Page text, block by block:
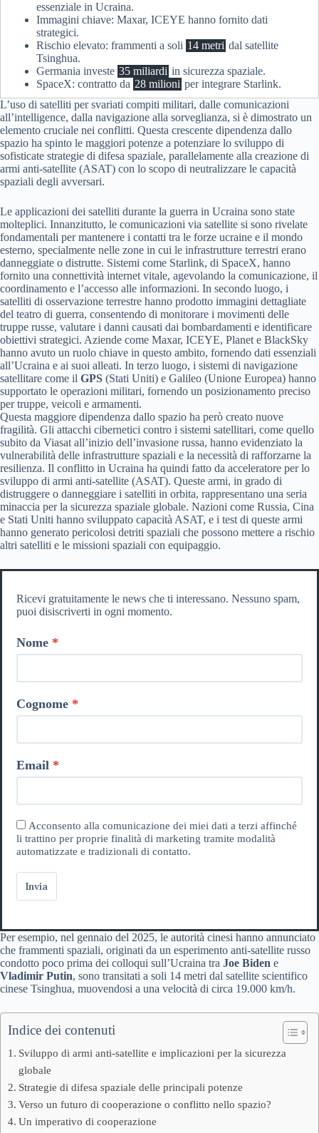
essenziale in Ucraina.
Immagini chiave: Maxar, ICEYE hanno fornito dati
strategici.
Rischio elevato: frammenti a soli 14 metri dal satellite
Tsinghua.
Germania investe 35 miliardi in sicurezza spaziale.
SpaceX: contratto da 28 milioni per integrare Starlink.
L’uso di satelliti per svariati compiti militari, dalle comunicazioni
all’intelligence, dalla navigazione alla sorveglianza, si è dimostrato un
elemento cruciale nei conflitti. Questa crescente dipendenza dallo
spazio ha spinto le maggiori potenze a potenziare lo sviluppo di
sofisticate strategie di difesa spaziale, parallelamente alla creazione di
armi anti-satellite (ASAT) con lo scopo di neutralizzare le capacità
spaziali degli avversari.
Le applicazioni dei satelliti durante la guerra in Ucraina sono state
molteplici. Innanzitutto, le comunicazioni via satellite si sono rivelate
fondamentali per mantenere i contatti tra le forze ucraine e il mondo
esterno, specialmente nelle zone in cui le infrastrutture terrestri erano
danneggiate o distrutte. Sistemi come Starlink, di SpaceX, hanno
fornito una connettività internet vitale, agevolando la comunicazione, il
coordinamento e l’accesso alle informazioni. In secondo luogo, i
satelliti di osservazione terrestre hanno prodotto immagini dettagliate
del teatro di guerra, consentendo di monitorare i movimenti delle
truppe russe, valutare i danni causati dai bombardamenti e identificare
obiettivi strategici. Aziende come Maxar, ICEYE, Planet e BlackSky
hanno avuto un ruolo chiave in questo ambito, fornendo dati essenziali
all’Ucraina e ai suoi alleati. In terzo luogo, i sistemi di navigazione
satellitare come il GPS (Stati Uniti) e Galileo (Unione Europea) hanno
supportato le operazioni militari, fornendo un posizionamento preciso
per truppe, veicoli e armamenti.
Questa maggiore dipendenza dallo spazio ha però creato nuove
fragilità. Gli attacchi cibernetici contro i sistemi satellitari, come quello
subito da Viasat all’inizio dell’invasione russa, hanno evidenziato la
vulnerabilità delle infrastrutture spaziali e la necessità di rafforzarne la
resilienza. Il conflitto in Ucraina ha quindi fatto da acceleratore per lo
sviluppo di armi anti-satellite (ASAT). Queste armi, in grado di
distruggere o danneggiare i satelliti in orbita, rappresentano una seria
minaccia per la sicurezza spaziale globale. Nazioni come Russia, Cina
e Stati Uniti hanno sviluppato capacità ASAT, e i test di queste armi
hanno generato pericolosi detriti spaziali che possono mettere a rischio
altri satelliti e le missioni spaziali con equipaggio.
Ricevi gratuitamente le news che ti interessano. Nessuno spam,
puoi disiscriverti in ogni momento.
Nome
Cognome
Email
Acconsento alla comunicazione dei miei dati a terzi affinché
li trattino per proprie finalità di marketing tramite modalità
automatizzate e tradizionali di contatto.
Invia
Per esempio, nel gennaio del 2025, le autorità cinesi hanno annunciato
che frammenti spaziali, originati da un esperimento anti-satellite russo
condotto poco prima dei colloqui sull’Ucraina tra Joe Biden e
Vladimir Putin, sono transitati a soli 14 metri dal satellite scientifico
cinese Tsinghua, muovendosi a una velocità di circa 19.000 km/h.
Indice dei contenuti
Sviluppo di armi anti-satellite e implicazioni per la sicurezza
globale
Strategie di difesa spaziale delle principali potenze
Verso un futuro di cooperazione o conflitto nello spazio?
Un imperativo di cooperazione